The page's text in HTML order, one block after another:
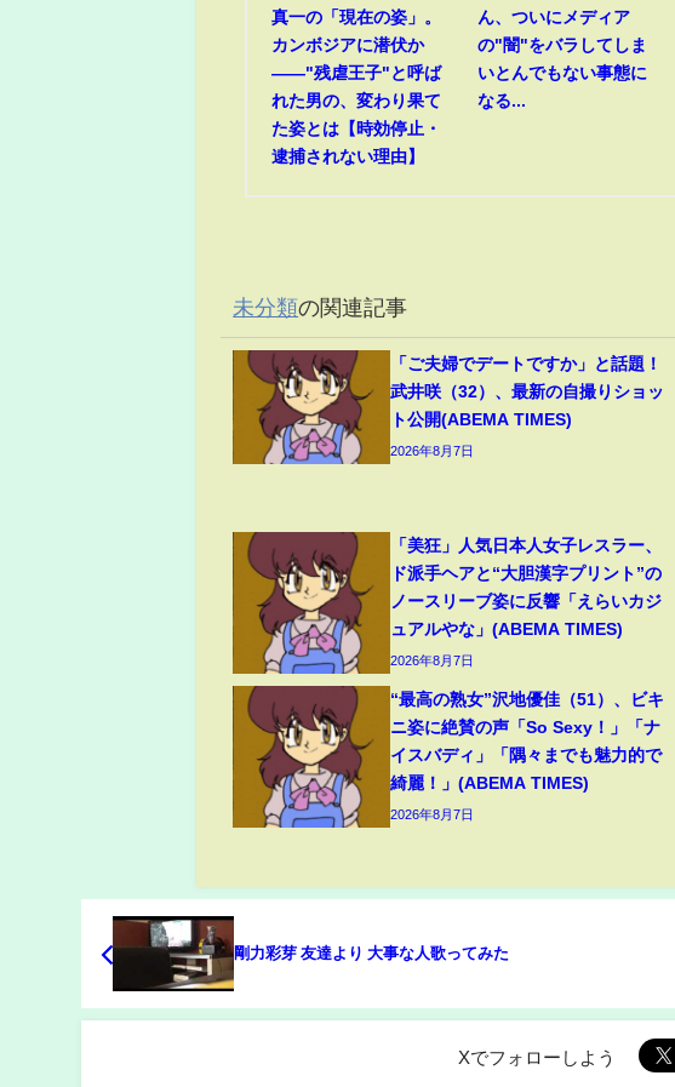
真一の「現在の姿」。
カンボジアに潜伏か
――"残虐王子"と呼ば
れた男の、変わり果て
た姿とは【時効停止・
逮捕されない理由】
ん、ついにメディア
の"闇"をバラしてしま
いとんでもない事態に
なる...
未分類の関連記事
「ご夫婦でデートですか」と話題！
武井咲（32）、最新の自撮りショッ
ト公開(ABEMA TIMES)
2026年8月7日
「美狂」人気日本人女子レスラー、
ド派手ヘアと“大胆漢字プリント”の
ノースリーブ姿に反響「えらいカジ
ュアルやな」(ABEMA TIMES)
2026年8月7日
“最高の熟女”沢地優佳（51）、ビキ
ニ姿に絶賛の声「So Sexy！」「ナ
イスバディ」「隅々までも魅力的で
綺麗！」(ABEMA TIMES)
2026年8月7日
剛力彩芽 友達より 大事な人歌ってみた
Xでフォローしよう